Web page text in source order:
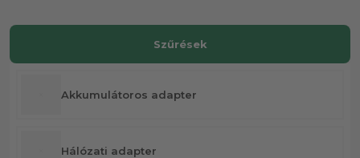
Akkumulátoros adapter
Hálózati adapter
Szűrések